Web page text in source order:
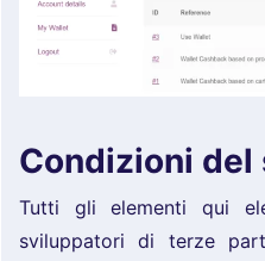
Condizioni del
Tutti gli elementi qui
sviluppatori di terze